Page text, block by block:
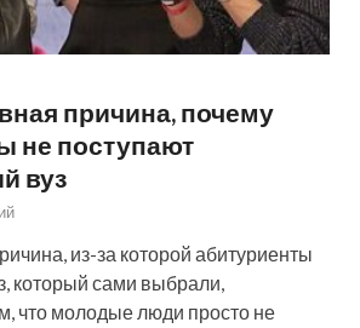
причина, почему
не поступают
вуз
из-за которой абитуриенты
который сами выбрали,
что молодые люди просто не